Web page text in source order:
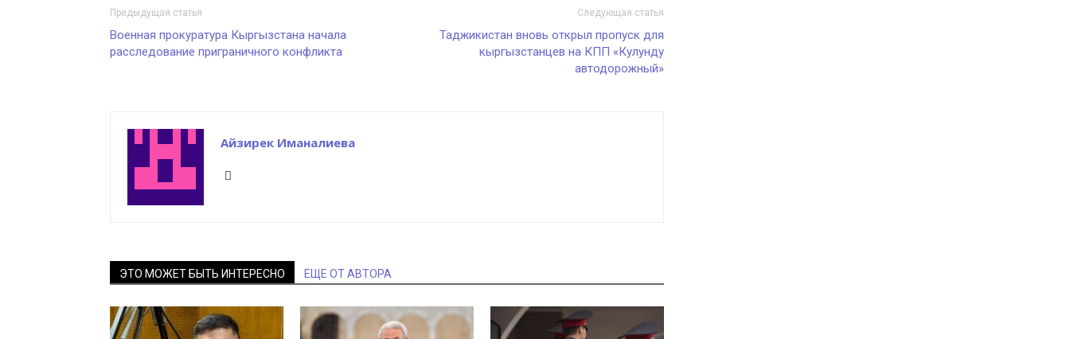
Предыдущая статья
Военная прокуратура Кыргызстана начала
расследование приграничного конфликта
Следующая статья
Таджикистан вновь открыл пропуск для
кыргызстанцев на КПП «Кулунду
автодорожный»
Айзирек Иманалиева
ЭТО МОЖЕТ БЫТЬ ИНТЕРЕСНО ЕЩЕ ОТ АВТОРА